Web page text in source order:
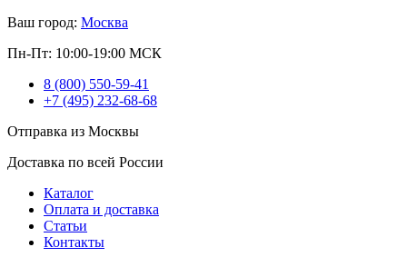
Ваш город: Москва
Пн-Пт: 10:00-19:00 МСК
8 (800) 550-59-41
+7 (495) 232-68-68
Отправка из Москвы
Доставка по всей России
Каталог
Оплата и доставка
Статьи
Контакты